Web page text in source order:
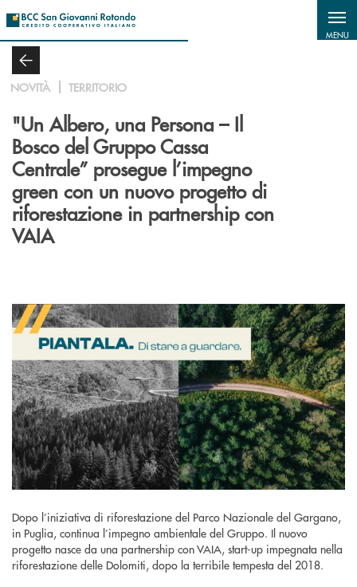
MENU
NOVITÀ TERRITORIO
"Un Albero, una Persona – Il
Bosco del Gruppo Cassa
Centrale” prosegue l’impegno
green con un nuovo progetto di
riforestazione in partnership con
VAIA
Dopo l’iniziativa di riforestazione del Parco Nazionale del Gargano,
in Puglia, continua l’impegno ambientale del Gruppo. Il nuovo
progetto nasce da una partnership con VAIA, start-up impegnata nella
riforestazione delle Dolomiti, dopo la terribile tempesta del 2018.